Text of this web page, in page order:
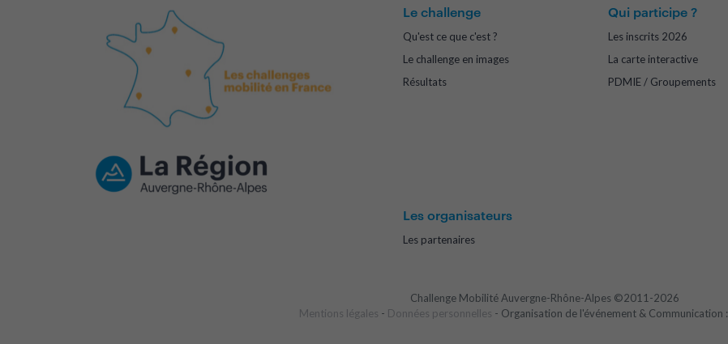
Le challenge
Qu'est ce que c'est ?
Le challenge en images
Résultats
Qui participe ?
Les inscrits 2026
La carte interactive
PDMIE / Groupements
Les organisateurs
Les partenaires
Challenge Mobilité Auvergne-Rhône-Alpes ©2011-2026
Mentions légales - Données personnelles - Organisation de l'événement & Communication :